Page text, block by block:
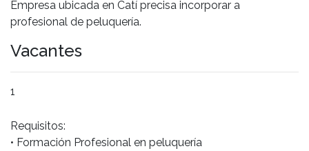
Empresa ubicada en Catí precisa incorporar a
profesional de peluquería.
Vacantes
1
Requisitos:
• Formación Profesional en peluquería